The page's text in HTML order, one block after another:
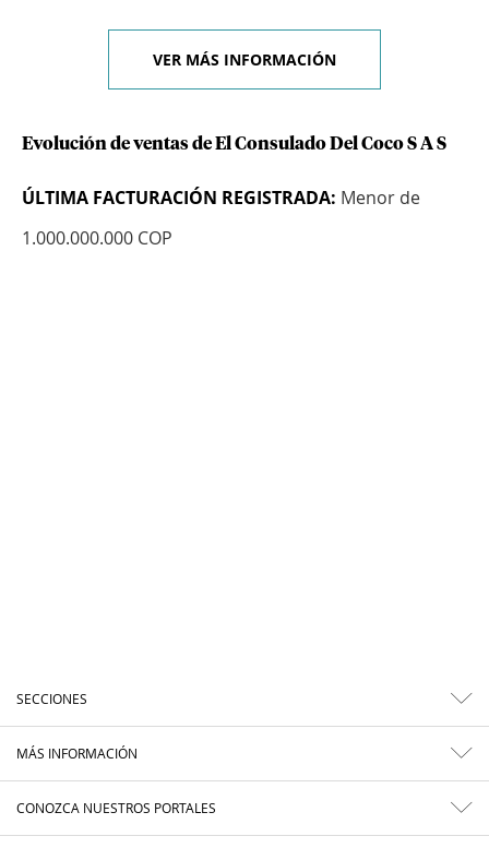
VER MÁS INFORMACIÓN
Evolución de ventas de El Consulado Del Coco S A S
ÚLTIMA FACTURACIÓN REGISTRADA: Menor de
1.000.000.000 COP
SECCIONES
MÁS INFORMACIÓN
CONOZCA NUESTROS PORTALES